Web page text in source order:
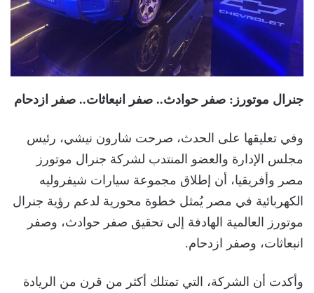
جنرال موتورز: صفر حوادث.. صفر انبعاثات.. صفر ازدحام
وفي تعليقها على الحدث، صرحت شارون نيشي، رئيس
مجلس الإدارة والعضو المنتدب لشركة جنرال موتورز
مصر وأفريقيا، أن إطلاق مجموعة سيارات شيفروليه
الكهربائية في مصر يُمثل خطوة محورية لدعم رؤية جنرال
موتورز العالمية الهادفة إلى تحقيق صفر حوادث، وصفر
انبعاثات، وصفر ازدحام.
وأكدت أن الشركة، التي تمتلك أكثر من قرن من الريادة